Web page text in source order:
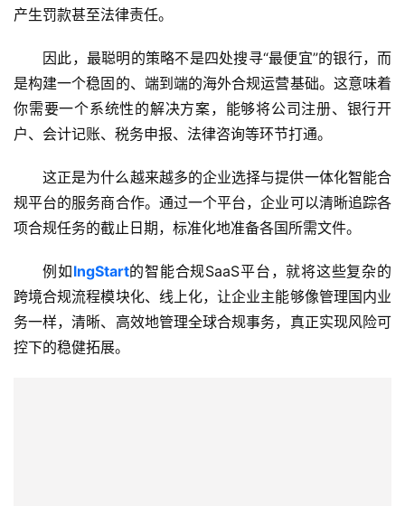
外
公
司
外
银
行
全
球
产生罚款甚至法律责任。
因此，最聪明的策略不是四处搜寻“最便宜”的银行，而
是构建一个稳固的、端到端的海外合规运营基础。这意味着
你需要一个系统性的解决方案，能够将公司注册、银行开
户、会计记账、税务申报、法律咨询等环节打通。
这正是为什么越来越多的企业选择与提供一体化智能合
规平台的服务商合作。通过一个平台，企业可以清晰追踪各
项合规任务的截止日期，标准化地准备各国所需文件。
例如lngStart的智能合规SaaS平台，就将这些复杂的
跨境合规流程模块化、线上化，让企业主能够像管理国内业
务一样，清晰、高效地管理全球合规事务，真正实现风险可
控下的稳健拓展。